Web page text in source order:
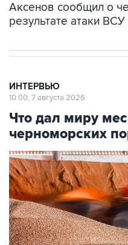
Аксенов сообщил о
результате атаки
ИНТЕРВЬЮ
10:00, 7 августа 2026
Что дал миру
черноморских